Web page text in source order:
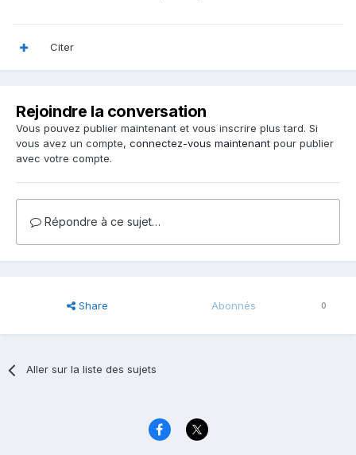
Citer
Rejoindre la conversation
Vous pouvez publier maintenant et vous inscrire plus tard. Si
vous avez un compte, connectez-vous maintenant pour publier
avec votre compte.
Répondre à ce sujet…
Share Abonnés 0
Aller sur la liste des sujets